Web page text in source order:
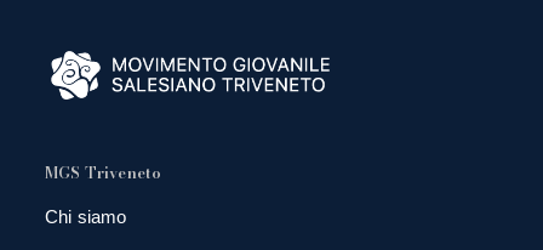
MGS Triveneto
Chi siamo